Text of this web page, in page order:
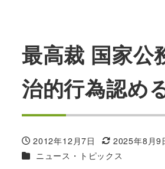
最高裁 国家公
治的行為認め
投稿日
2012年12月7日
更新日
2025年8月9
カテゴリー
ニュース・トピックス